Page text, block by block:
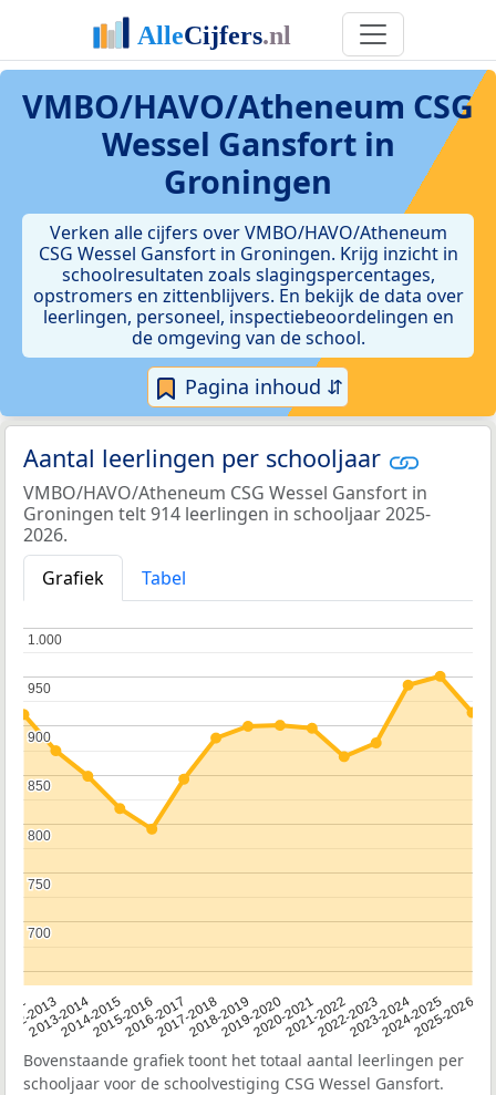
VMBO/HAVO/Atheneum CSG
Wessel Gansfort in
Groningen
Verken alle cijfers over VMBO/HAVO/Atheneum
CSG Wessel Gansfort in Groningen. Krijg inzicht in
schoolresultaten zoals slagingspercentages,
opstromers en zittenblijvers. En bekijk de data over
leerlingen, personeel, inspectiebeoordelingen en
de omgeving van de school.
Pagina inhoud ⇵
Aantal leerlingen per schooljaar
VMBO/HAVO/Atheneum CSG Wessel Gansfort in
Groningen telt 914 leerlingen in schooljaar 2025-
2026.
Grafiek
Tabel
2013
2013-20142014-20152015-20162016-20172017-20182018-20192019-20202020-20212021-20222022-20232023-20242024-2025
2025-2026
700
700
750
750
800
800
850
850
900
900
950
950
1.000
1.000
Bovenstaande grafiek toont het totaal aantal leerlingen per
schooljaar voor de schoolvestiging CSG Wessel Gansfort.